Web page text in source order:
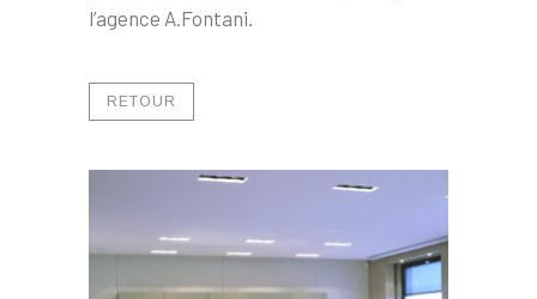
l’agence A.Fontani.
RETOUR